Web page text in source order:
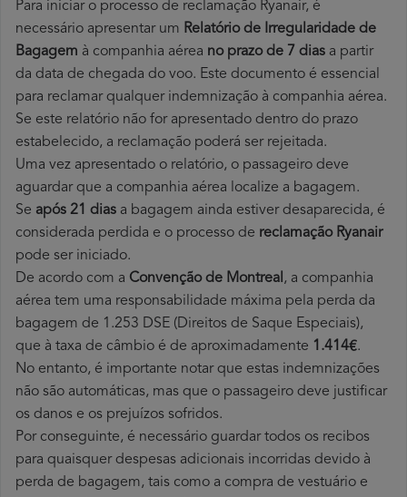
Para iniciar o processo de reclamação Ryanair, é
necessário apresentar um Relatório de Irregularidade de
Bagagem à companhia aérea no prazo de 7 dias a partir
da data de chegada do voo. Este documento é essencial
para reclamar qualquer indemnização à companhia aérea.
Se este relatório não for apresentado dentro do prazo
estabelecido, a reclamação poderá ser rejeitada.
Uma vez apresentado o relatório, o passageiro deve
aguardar que a companhia aérea localize a bagagem.
Se após 21 dias a bagagem ainda estiver desaparecida, é
considerada perdida e o processo de reclamação Ryanair
pode ser iniciado.
De acordo com a Convenção de Montreal, a companhia
aérea tem uma responsabilidade máxima pela perda da
bagagem de 1.253 DSE (Direitos de Saque Especiais),
que à taxa de câmbio é de aproximadamente 1.414€.
No entanto, é importante notar que estas indemnizações
não são automáticas, mas que o passageiro deve justificar
os danos e os prejuízos sofridos.
Por conseguinte, é necessário guardar todos os recibos
para quaisquer despesas adicionais incorridas devido à
perda de bagagem, tais como a compra de vestuário e